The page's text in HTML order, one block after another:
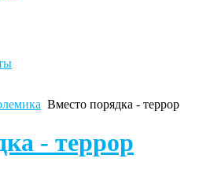
Вместо порядка - террор
- террор